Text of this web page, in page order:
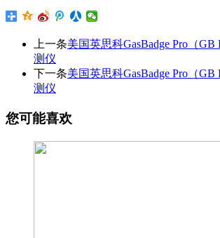
上一条美国英思科GasBadge Pro（
测仪
下一条美国英思科GasBadge Pro（
测仪
您可能喜欢